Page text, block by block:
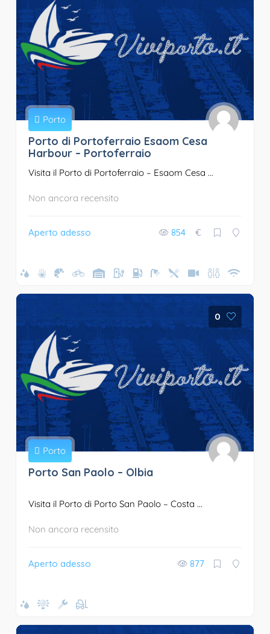
Porto
Porto di Portoferraio Esaom Cesa
Harbour – Portoferraio
Visita il Porto di Portoferraio – Esaom Cesa ...
Non ancora recensito
Aperto adesso 854 €
0
Porto
Porto San Paolo – Olbia
Visita il Porto di Porto San Paolo – Costa ...
Non ancora recensito
Aperto adesso 877